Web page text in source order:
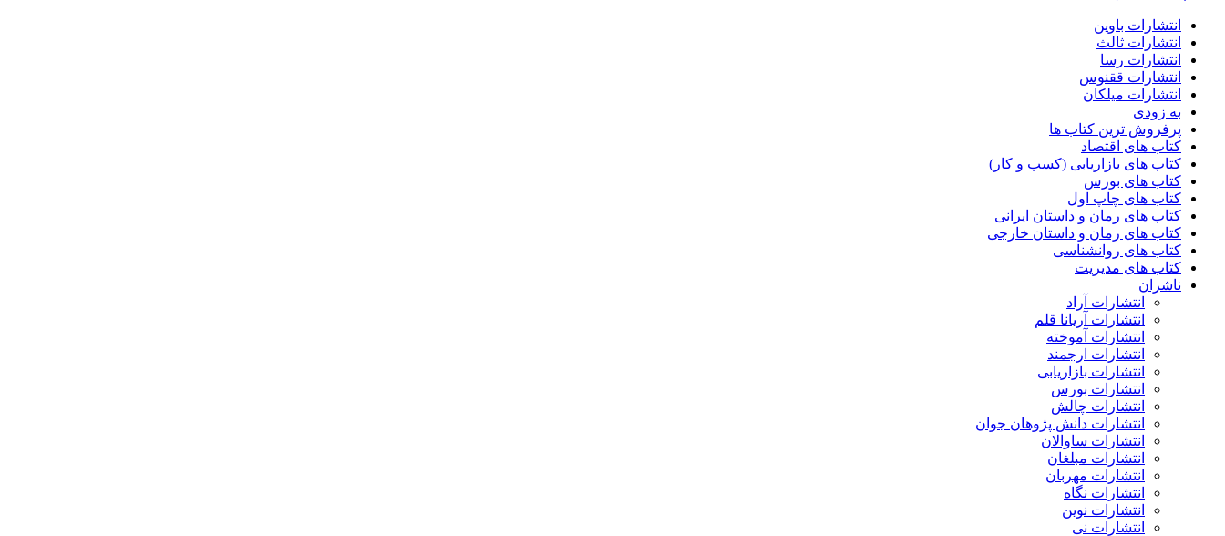
انتشارات باوین
انتشارات ثالث
انتشارات رسا
انتشارات ققنوس
انتشارات میلکان
به زودی
پرفروش ترین کتاب ها
کتاب های اقتصاد
کتاب های بازاریابی (کسب و کار)
کتاب های بورس
کتاب های چاپ اول
کتاب های رمان و داستان ایرانی
کتاب های رمان و داستان خارجی
کتاب های روانشناسی
کتاب های مدیریت
ناشران
انتشارات آراد
انتشارات آریانا قلم
انتشارات آموخته
انتشارات ارجمند
انتشارات بازاریابی
انتشارات بورس
انتشارات چالش
انتشارات دانش پژوهان جوان
انتشارات ساوالان
انتشارات مبلغان
انتشارات مهربان
انتشارات نگاه
انتشارات نوین
انتشارات نی